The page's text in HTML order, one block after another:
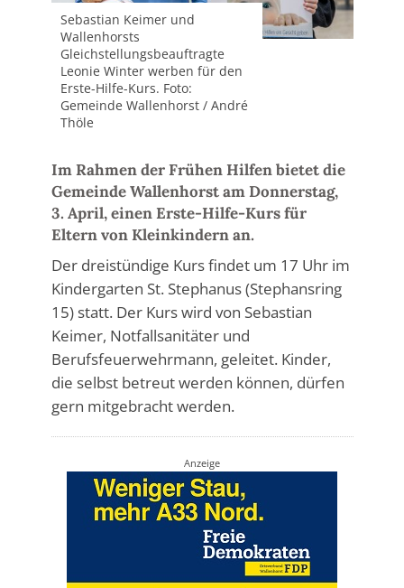
Sebastian Keimer und
Wallenhorsts
Gleichstellungsbeauftragte
Leonie Winter werben für den
Erste-Hilfe-Kurs. Foto:
Gemeinde Wallenhorst / André
Thöle
Im Rahmen der Frühen Hilfen bietet die
Gemeinde Wallenhorst am Donnerstag,
3. April, einen Erste-Hilfe-Kurs für
Eltern von Kleinkindern an.
Der dreistündige Kurs findet um 17 Uhr im
Kindergarten St. Stephanus (Stephansring
15) statt. Der Kurs wird von Sebastian
Keimer, Notfallsanitäter und
Berufsfeuerwehrmann, geleitet. Kinder,
die selbst betreut werden können, dürfen
gern mitgebracht werden.
Anzeige